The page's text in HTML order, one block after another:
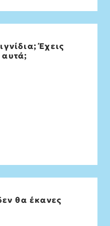
Έχεις
τρανσφορμερς μου
θα έκανες
Να πω ποτέ…